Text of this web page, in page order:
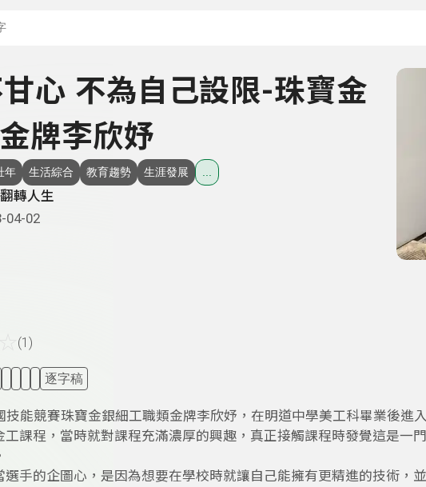
心 不為自己設限-珠寶金
牌李欣妤
年 生活綜合 教育趨勢 生涯發展
轉人生
04-02
(1)
逐字稿
技能競賽珠寶金銀細工職類金牌李欣妤，在明道中學美工科畢業後進
工課程，當時就對課程充滿濃厚的興趣，真正接觸課程時發覺這是一
選手的企圖心，是因為想要在學校時就讓自己能擁有更精進的技術，